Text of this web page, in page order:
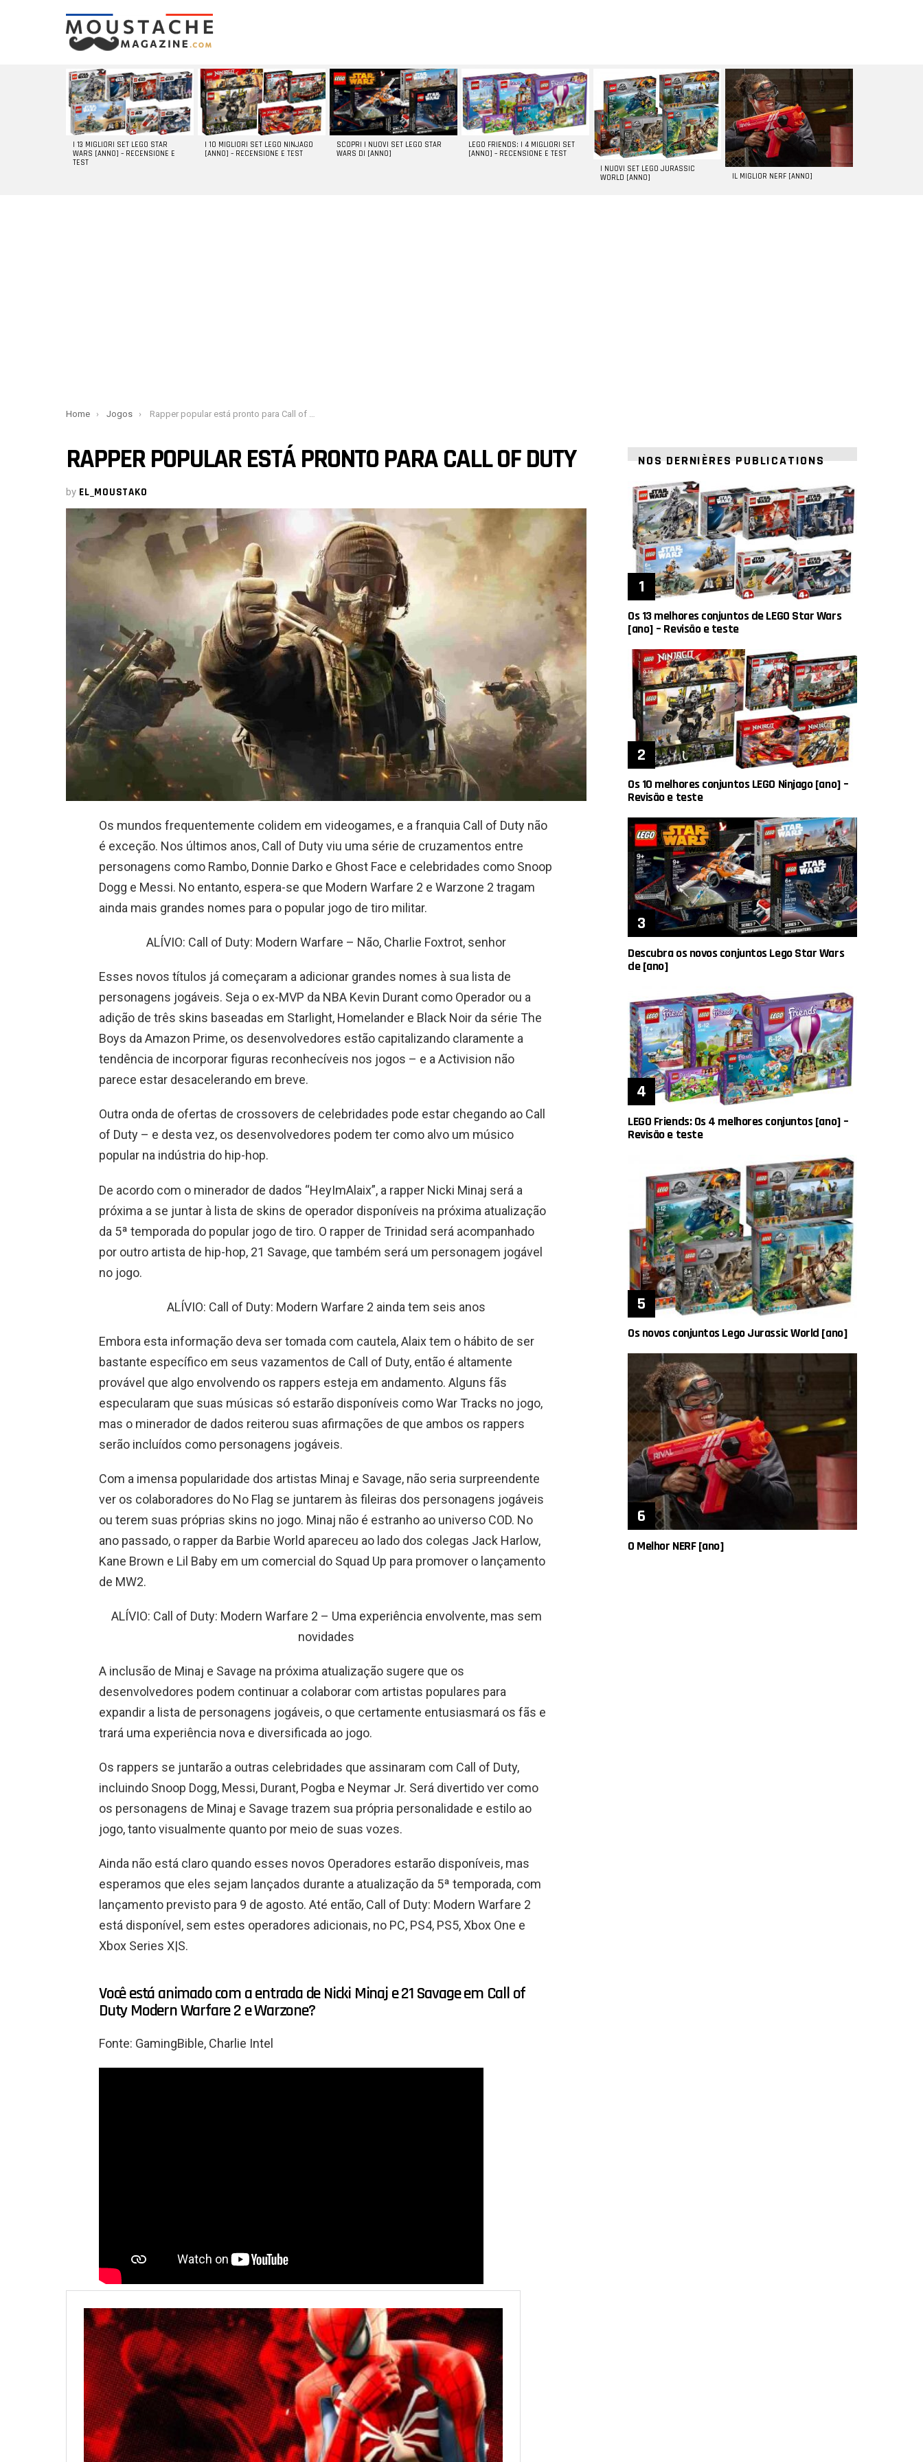
LATEST
STORIES
I 13 MIGLIORI SET LEGO STAR
WARS [ANNO] – RECENSIONE E
TEST
I 10 MIGLIORI SET LEGO NINJAGO
[ANNO] – RECENSIONE E TEST
SCOPRI I NUOVI SET LEGO STAR
WARS DI [ANNO]
LEGO FRIENDS: I 4 MIGLIORI SET
[ANNO] – RECENSIONE E TEST
I NUOVI SET LEGO JURASSIC
WORLD [ANNO]
IL MIGLIOR NERF [ANNO]
You are here:
Home Jogos Rapper popular está pronto para Call of Duty
RAPPER POPULAR ESTÁ PRONTO PARA CALL OF DUTY
by EL_MOUSTAKO
Os mundos frequentemente colidem em videogames, e a franquia Call of Duty não
é exceção. Nos últimos anos, Call of Duty viu uma série de cruzamentos entre
personagens como Rambo, Donnie Darko e Ghost Face e celebridades como Snoop
Dogg e Messi. No entanto, espera-se que Modern Warfare 2 e Warzone 2 tragam
ainda mais grandes nomes para o popular jogo de tiro militar.
ALÍVIO: Call of Duty: Modern Warfare – Não, Charlie Foxtrot, senhor
Esses novos títulos já começaram a adicionar grandes nomes à sua lista de
personagens jogáveis. Seja o ex-MVP da NBA Kevin Durant como Operador ou a
adição de três skins baseadas em Starlight, Homelander e Black Noir da série The
Boys da Amazon Prime, os desenvolvedores estão capitalizando claramente a
tendência de incorporar figuras reconhecíveis nos jogos – e a Activision não
parece estar desacelerando em breve.
Outra onda de ofertas de crossovers de celebridades pode estar chegando ao Call
of Duty – e desta vez, os desenvolvedores podem ter como alvo um músico
popular na indústria do hip-hop.
De acordo com o minerador de dados “HeyImAlaix”, a rapper Nicki Minaj será a
próxima a se juntar à lista de skins de operador disponíveis na próxima atualização
da 5ª temporada do popular jogo de tiro. O rapper de Trinidad será acompanhado
por outro artista de hip-hop, 21 Savage, que também será um personagem jogável
no jogo.
ALÍVIO: Call of Duty: Modern Warfare 2 ainda tem seis anos
Embora esta informação deva ser tomada com cautela, Alaix tem o hábito de ser
bastante específico em seus vazamentos de Call of Duty, então é altamente
provável que algo envolvendo os rappers esteja em andamento. Alguns fãs
especularam que suas músicas só estarão disponíveis como War Tracks no jogo,
mas o minerador de dados reiterou suas afirmações de que ambos os rappers
serão incluídos como personagens jogáveis.
Com a imensa popularidade dos artistas Minaj e Savage, não seria surpreendente
ver os colaboradores do No Flag se juntarem às fileiras dos personagens jogáveis ​​
ou terem suas próprias skins no jogo. Minaj não é estranho ao universo COD. No
ano passado, o rapper da Barbie World apareceu ao lado dos colegas Jack Harlow,
Kane Brown e Lil Baby em um comercial do Squad Up para promover o lançamento
de MW2.
ALÍVIO: Call of Duty: Modern Warfare 2 – Uma experiência envolvente, mas sem
novidades
A inclusão de Minaj e Savage na próxima atualização sugere que os
desenvolvedores podem continuar a colaborar com artistas populares para
expandir a lista de personagens jogáveis, o que certamente entusiasmará os fãs e
trará uma experiência nova e diversificada ao jogo.
Os rappers se juntarão a outras celebridades que assinaram com Call of Duty,
incluindo Snoop Dogg, Messi, Durant, Pogba e Neymar Jr. Será divertido ver como
os personagens de Minaj e Savage trazem sua própria personalidade e estilo ao
jogo, tanto visualmente quanto por meio de suas vozes.
Ainda não está claro quando esses novos Operadores estarão disponíveis, mas
esperamos que eles sejam lançados durante a atualização da 5ª temporada, com
lançamento previsto para 9 de agosto. Até então, Call of Duty: Modern Warfare 2
está disponível, sem estes operadores adicionais, no PC, PS4, PS5, Xbox One e
Xbox Series X|S.
Você está animado com a entrada de Nicki Minaj e 21 Savage em Call of
Duty Modern Warfare 2 e Warzone?
Fonte: GamingBible, Charlie Intel
NOS DERNIÈRES PUBLICATIONS
Os 13 melhores conjuntos de LEGO Star Wars
[ano] – Revisão e teste
Os 10 melhores conjuntos LEGO Ninjago [ano] –
Revisão e teste
Descubra os novos conjuntos Lego Star Wars
de [ano]
LEGO Friends: Os 4 melhores conjuntos [ano] –
Revisão e teste
Os novos conjuntos Lego Jurassic World [ano]
O Melhor NERF [ano]